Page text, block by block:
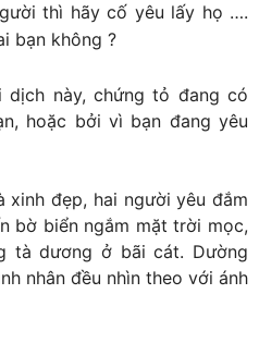
thì hãy cố yêu lấy họ ….
bạn không ?
này, chứng tỏ đang có
hoặc bởi vì bạn đang yêu
xinh đẹp, hai người yêu đắm
bờ biển ngắm mặt trời mọc,
tà dương ở bãi cát. Dường
nhân đều nhìn theo với ánh